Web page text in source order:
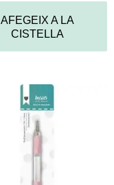
AFEGEIX A LA
CISTELLA